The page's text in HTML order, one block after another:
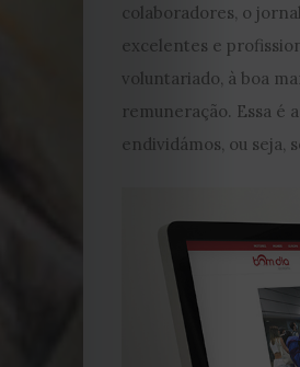
2021
Obras
de
Estatuto
colaboradores, o jornal
excelentes e
voluntariado, à boa
remuneração. Essa é
endividámos, ou seja,